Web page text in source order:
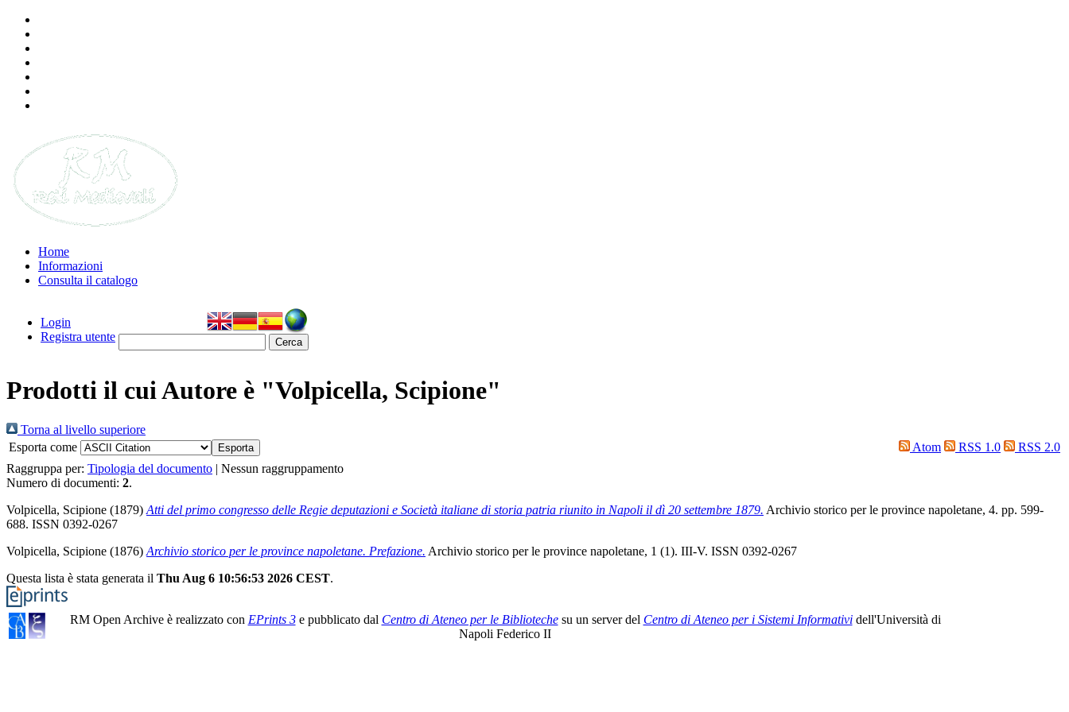
Home
Informazioni
Consulta il catalogo
Login
Registra utente
Prodotti il cui Autore è "Volpicella, Scipione"
Torna al livello superiore
Esporta come
Atom RSS 1.0
RSS 2.0
Raggruppa per: Tipologia del documento | Nessun raggruppamento
Numero di documenti: 2.
Volpicella, Scipione (1879) Atti del primo congresso delle Regie deputazioni e Società italiane di storia patria riunito in Napoli il dì 20 settembre 1879. Archivio storico per le province napoletane, 4. pp. 599-
688. ISSN 0392-0267
Volpicella, Scipione (1876) Archivio storico per le province napoletane. Prefazione. Archivio storico per le province napoletane, 1 (1). III-V. ISSN 0392-0267
Questa lista è stata generata il Thu Aug 6 10:56:53 2026 CEST.
RM Open Archive è realizzato con EPrints 3e pubblicato dal Centro di Ateneo per le Bibliotechesu un server del Centro di Ateneo per i Sistemi Informatividell'Università di
Napoli Federico II